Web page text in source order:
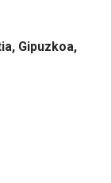
Gipuzkoa,